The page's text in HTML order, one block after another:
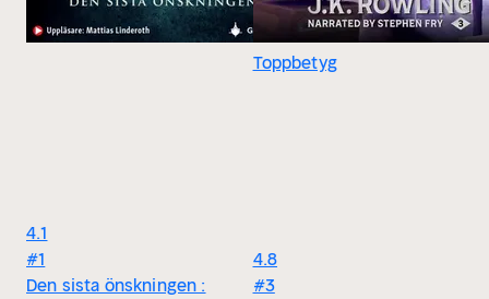
4.1
#1
Den sista önskningen :
Toppbetyg
4.8
#3